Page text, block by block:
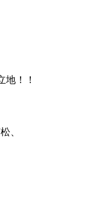
地！！
、